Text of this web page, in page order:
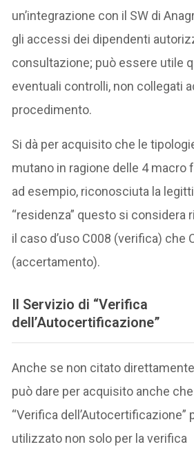
un’integrazione con il SW di
gli accessi dei dipendenti
consultazione; può essere utile
eventuali controlli, non collegati
procedimento.
Si dà per acquisito che le
mutano in ragione delle 4 macro
ad esempio, riconosciuta la
“residenza” questo si considera
il caso d’uso C008 (verifica) che
(accertamento).
Il Servizio di “Verifica
dell’Autocertificazione”
Anche se non citato
può dare per acquisito anche
“Verifica dell’Autocertificazione”
utilizzato non solo per la verifica